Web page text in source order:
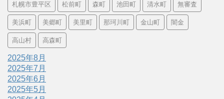
札幌市豊平区 松前町 森町 池田町 清水町 無審査
美浜町 美郷町 美里町 那珂川町 金山町 闇金
高山村 高森町
2025年8月
2025年7月
2025年6月
2025年5月